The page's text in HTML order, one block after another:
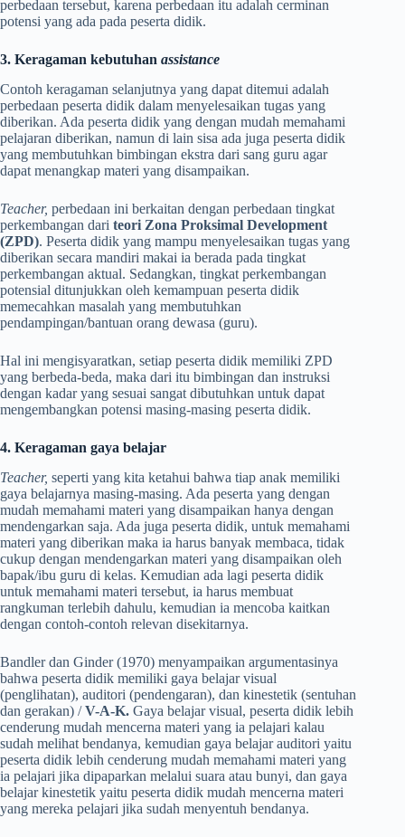
perbedaan tersebut, karena perbedaan itu adalah cerminan
potensi yang ada pada peserta didik.
3. Keragaman kebutuhan assistance
Contoh keragaman selanjutnya yang dapat ditemui adalah
perbedaan peserta didik dalam menyelesaikan tugas yang
diberikan. Ada peserta didik yang dengan mudah memahami
pelajaran diberikan, namun di lain sisa ada juga peserta didik
yang membutuhkan bimbingan ekstra dari sang guru agar
dapat menangkap materi yang disampaikan.
Teacher, perbedaan ini berkaitan dengan perbedaan tingkat
perkembangan dari teori Zona Proksimal Development
(ZPD). Peserta didik yang mampu menyelesaikan tugas yang
diberikan secara mandiri makai ia berada pada tingkat
perkembangan aktual. Sedangkan, tingkat perkembangan
potensial ditunjukkan oleh kemampuan peserta didik
memecahkan masalah yang membutuhkan
pendampingan/bantuan orang dewasa (guru).
Hal ini mengisyaratkan, setiap peserta didik memiliki ZPD
yang berbeda-beda, maka dari itu bimbingan dan instruksi
dengan kadar yang sesuai sangat dibutuhkan untuk dapat
mengembangkan potensi masing-masing peserta didik.
4. Keragaman gaya belajar
Teacher, seperti yang kita ketahui bahwa tiap anak memiliki
gaya belajarnya masing-masing. Ada peserta yang dengan
mudah memahami materi yang disampaikan hanya dengan
mendengarkan saja. Ada juga peserta didik, untuk memahami
materi yang diberikan maka ia harus banyak membaca, tidak
cukup dengan mendengarkan materi yang disampaikan oleh
bapak/ibu guru di kelas. Kemudian ada lagi peserta didik
untuk memahami materi tersebut, ia harus membuat
rangkuman terlebih dahulu, kemudian ia mencoba kaitkan
dengan contoh-contoh relevan disekitarnya.
Bandler dan Ginder (1970) menyampaikan argumentasinya
bahwa peserta didik memiliki gaya belajar visual
(penglihatan), auditori (pendengaran), dan kinestetik (sentuhan
dan gerakan) /V-A-K. Gaya belajar visual, peserta didik lebih
cenderung mudah mencerna materi yang ia pelajari kalau
sudah melihat bendanya, kemudian gaya belajar auditori yaitu
peserta didik lebih cenderung mudah memahami materi yang
ia pelajari jika dipaparkan melalui suara atau bunyi, dan gaya
belajar kinestetik yaitu peserta didik mudah mencerna materi
yang mereka pelajari jika sudah menyentuh bendanya.